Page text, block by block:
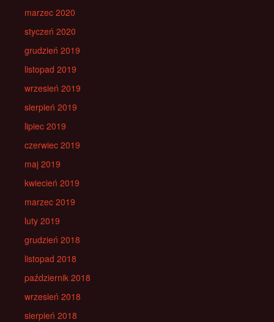
marzec 2020
styczeń 2020
grudzień 2019
listopad 2019
wrzesień 2019
sierpień 2019
lipiec 2019
czerwiec 2019
maj 2019
kwiecień 2019
marzec 2019
luty 2019
grudzień 2018
listopad 2018
październik 2018
wrzesień 2018
sierpień 2018